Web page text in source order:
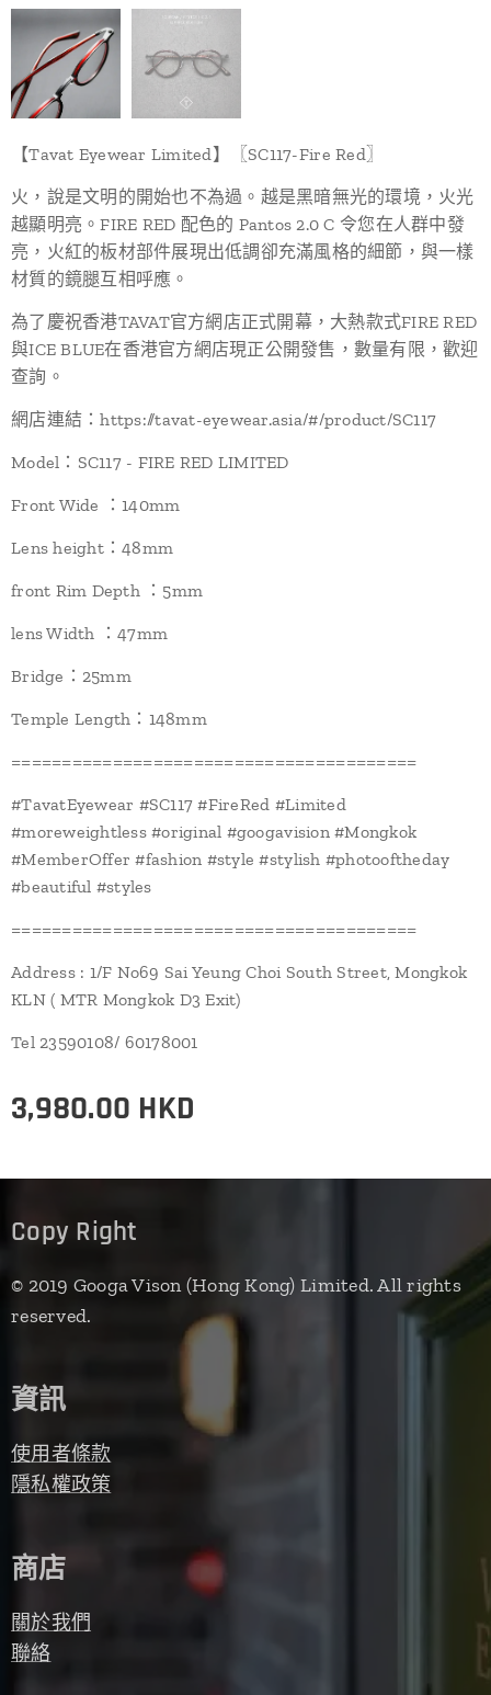
【Tavat Eyewear Limited】〖SC117-Fire Red〗
火，說是文明的開始也不為過。越是黑暗無光的環境，火光
越顯明亮。FIRE RED 配色的 Pantos 2.0 C 令您在人群中發
亮，火紅的板材部件展現出低調卻充滿風格的細節，與一樣
材質的鏡腿互相呼應。
為了慶祝香港TAVAT官方網店正式開幕，大熱款式FIRE RED
與ICE BLUE在香港官方網店現正公開發售，數量有限，歡迎
查詢。
網店連結：https://tavat-eyewear.asia/#/product/SC117
Model：SC117 - FIRE RED LIMITED
Front Wide ：140mm
Lens height：48mm
front Rim Depth ：5mm
lens Width ：47mm
Bridge：25mm
Temple Length：148mm
========================================
#TavatEyewear #SC117 #FireRed #Limited
#moreweightless #original #googavision #Mongkok
#MemberOffer #fashion #style #stylish #photooftheday
#beautiful #styles
========================================
Address : 1/F No69 Sai Yeung Choi South Street, Mongkok
KLN ( MTR Mongkok D3 Exit)
Tel 23590108/ 60178001
3,980.00 HKD
Copy Right
© 2019 Googa Vison (Hong Kong) Limited. All rights
reserved.
資訊
使用者條款
隱私權政策
商店
關於我們
聯絡